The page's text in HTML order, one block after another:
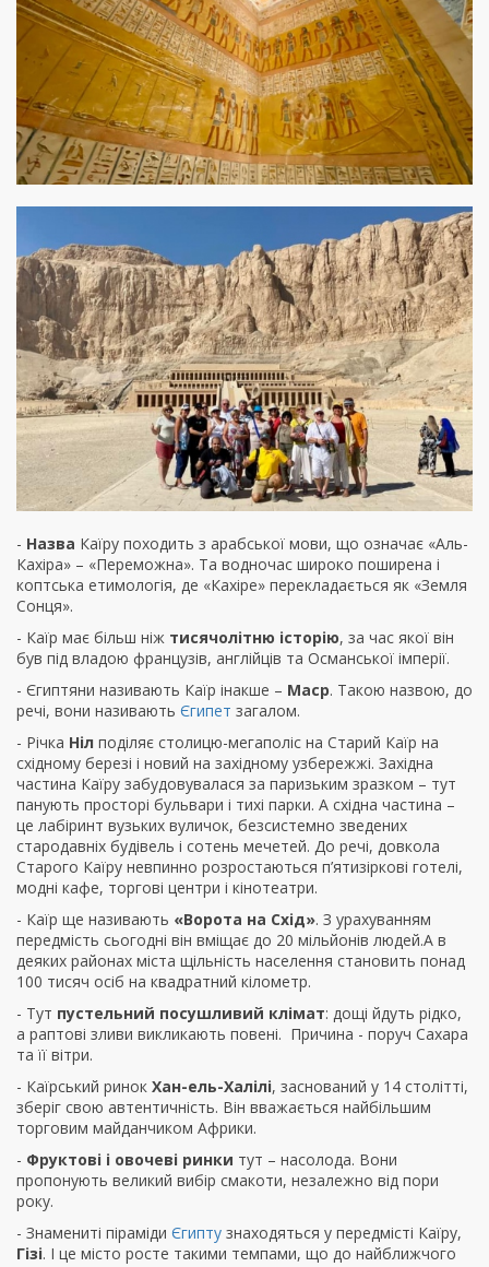
- Назва Каїру походить з арабської мови, що означає «Аль-
Кахіра» – «Переможна». Та водночас широко поширена і
коптська етимологія, де «Кахіре» перекладається як «Земля
Сонця».
- Каїр має більш ніж тисячолітню історію, за час якої він
був під владою французів, англійців та Османської імперії.
- Єгиптяни називають Каїр інакше – Маср. Такою назвою, до
речі, вони називають Єгипет загалом.
- Річка Ніл поділяє столицю-мегаполіс на Старий Каїр на
східному березі і новий на західному узбережжі. Західна
частина Каїру забудовувалася за паризьким зразком – тут
панують просторі бульвари і тихі парки. А східна частина –
це лабіринт вузьких вуличок, безсистемно зведених
стародавніх будівель і сотень мечетей. До речі, довкола
Старого Каїру невпинно розростаються п’ятизіркові готелі,
модні кафе, торгові центри і кінотеатри.
- Каїр ще називають «Ворота на Схід». З урахуванням
передмість сьогодні він вміщає до 20 мільйонів людей.А в
деяких районах міста щільність населення становить понад
100 тисяч осіб на квадратний кілометр.
- Тут пустельний посушливий клімат: дощі йдуть рідко,
а раптові зливи викликають повені. Причина - поруч Сахара
та її вітри.
- Каїрський ринок Хан-ель-Халілі, заснований у 14 столітті,
зберіг свою автентичність. Він вважається найбільшим
торговим майданчиком Африки.
- Фруктові і овочеві ринки тут – насолода. Вони
пропонують великий вибір смакоти, незалежно від пори
року.
- Знамениті піраміди Єгипту знаходяться у передмісті Каїру,
Гізі. І це місто росте такими темпами, що до найближчого